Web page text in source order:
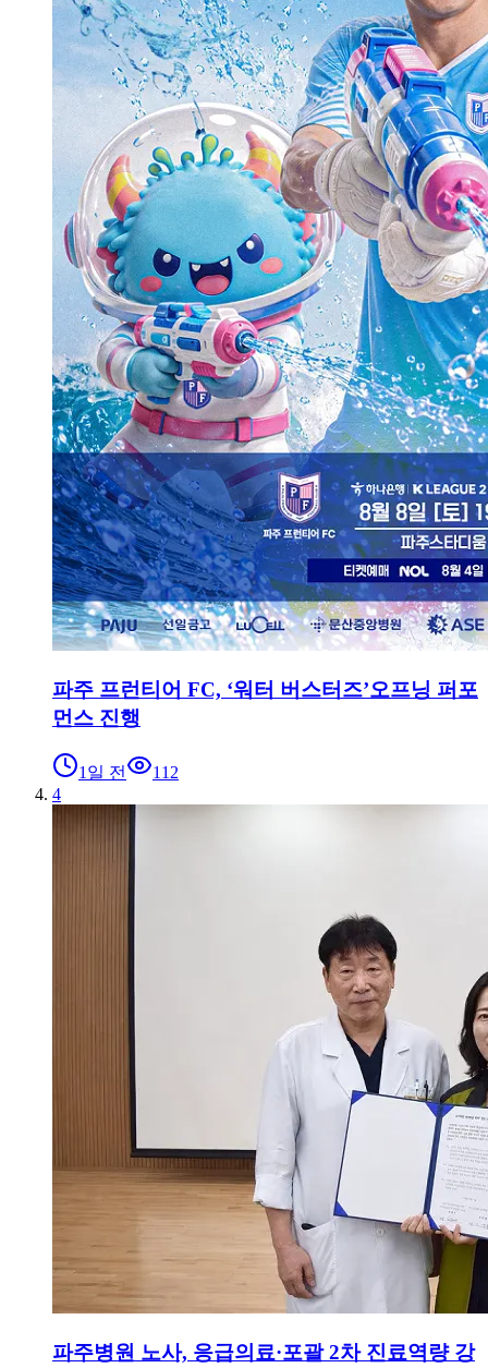
파주 프런티어 FC, ‘워터 버스터즈’오프닝 퍼포
먼스 진행
1일 전
112
4
파주병원 노사, 응급의료·포괄 2차 진료역량 강